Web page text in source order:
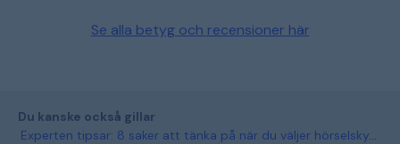
Se alla betyg och recensioner här
Du kanske också gillar
Experten tipsar: 8 saker att tänka på när du väljer hörselskydd för jakt och skytte